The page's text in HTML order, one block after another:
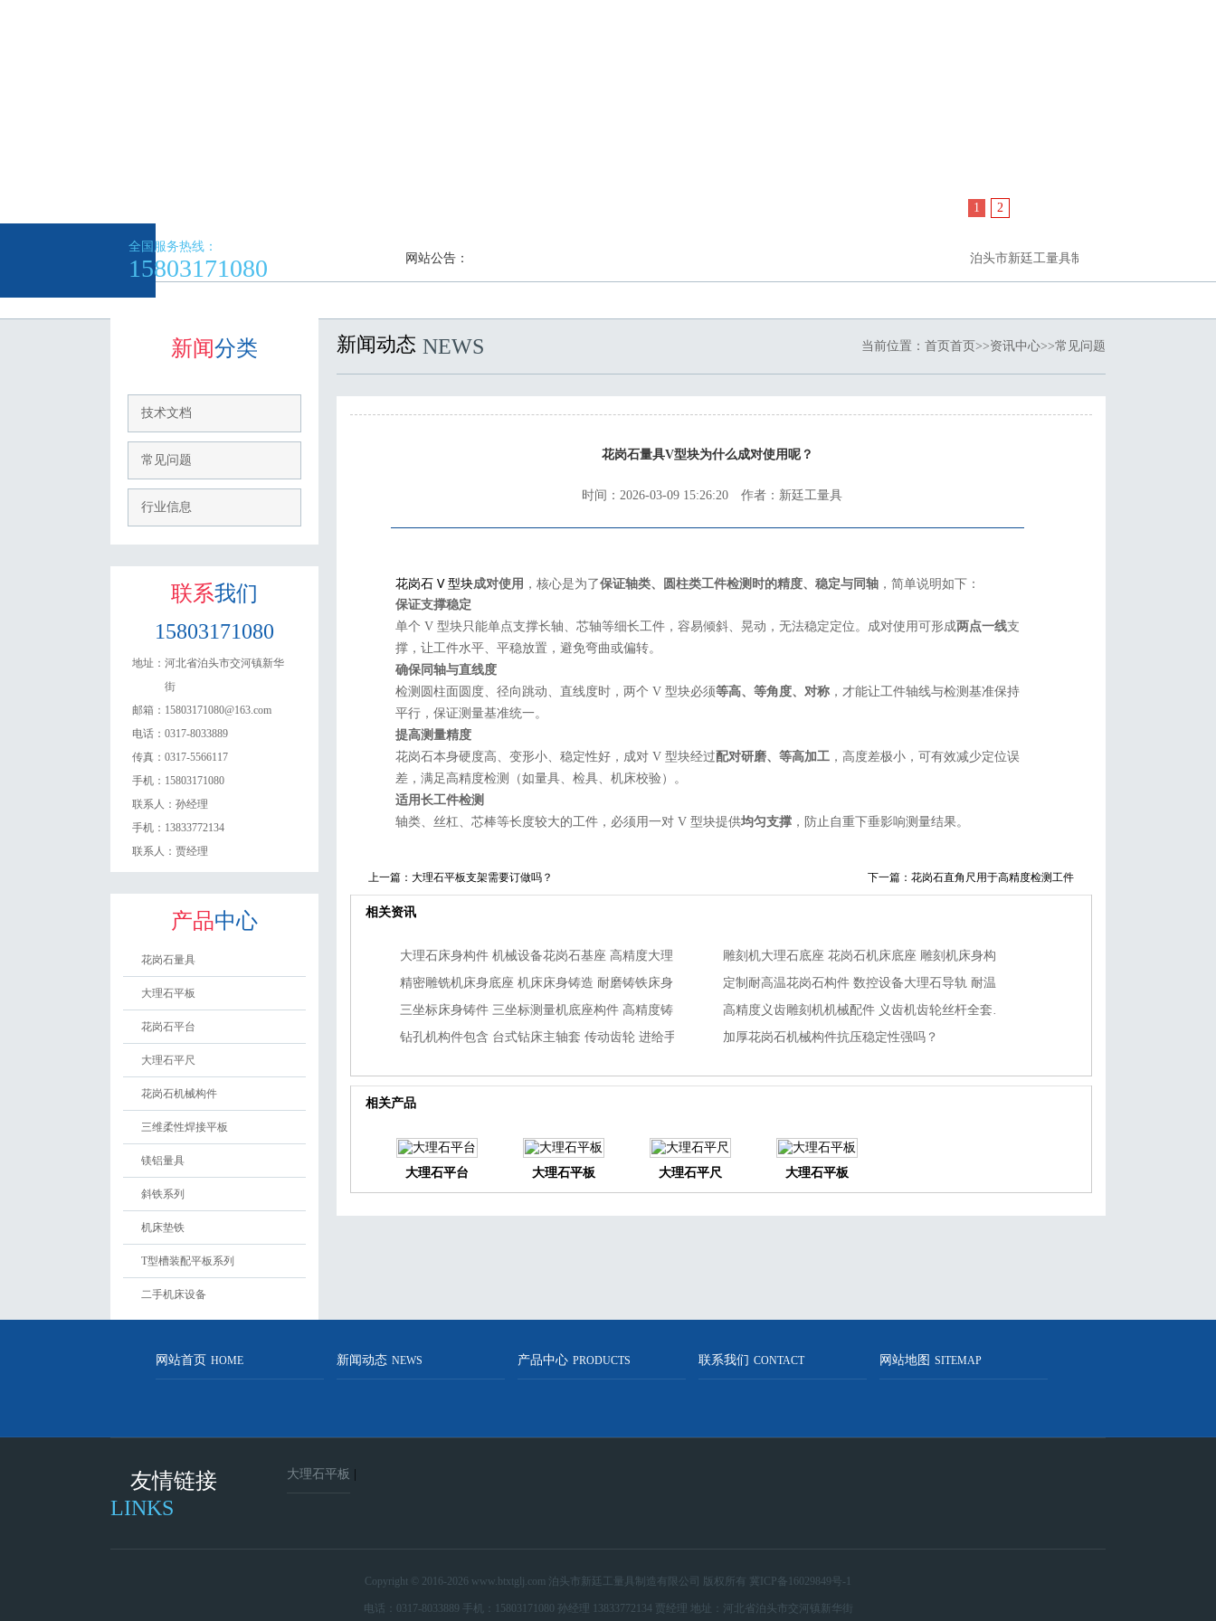
1 2
全国服务热线：
15803171080 网站公告： 泊头市新廷工量具制造有限公司的主要产品
新闻分类
技术文档
常见问题
行业信息
联系我们
15803171080
地址： 河北省泊头市交河镇新华
街
邮箱： 15803171080@163.com
电话： 0317-8033889
传真： 0317-5566117
手机： 15803171080
联系人： 孙经理
手机： 13833772134
联系人： 贾经理
产品中心
花岗石量具
大理石平板
花岗石平台
大理石平尺
花岗石机械构件
三维柔性焊接平板
镁铝量具
斜铁系列
机床垫铁
T型槽装配平板系列
二手机床设备
新闻动态 NEWS 当前位置： 首页 首页 >>资讯中心>>常见问题
花岗石量具V型块为什么成对使用呢？
时间：2026-03-09 15:26:20 作者：新廷工量具
花岗石 V 型块成对使用 ，核心是为了保证轴类、圆柱类工件检测时的精度、稳定与同轴 ，简单说明如下：
保证支撑稳定
单个 V 型块只能单点支撑长轴、芯轴等细长工件，容易倾斜、晃动，无法稳定定位。成对使用可形成两点一线支
撑，让工件水平、平稳放置，避免弯曲或偏转。
确保同轴与直线度
检测圆柱面圆度、径向跳动、直线度时，两个 V 型块必须等高、等角度、对称 ，才能让工件轴线与检测基准保持
平行，保证测量基准统一。
提高测量精度
花岗石本身硬度高、变形小、稳定性好，成对 V 型块经过配对研磨、等高加工 ，高度差极小，可有效减少定位误
差，满足高精度检测（如量具、检具、机床校验）。
适用长工件检测
轴类、丝杠、芯棒等长度较大的工件，必须用一对 V 型块提供均匀支撑 ，防止自重下垂影响测量结果。
上一篇： 大理石平板支架需要订做吗？ 下一篇： 花岗石直角尺用于高精度检测工件
相关资讯
高精度义齿雕刻机机械配件 义齿机齿轮丝杆全套构件怎么加工?
加厚花岗石机械构件抗压稳定性强吗？
相关产品
大理石平台 大理石平板 大理石平尺 大理石平板
网站首页 HOME 新闻动态 NEWS 产品中心 PRODUCTS 联系我们 CONTACT 网站地图 SITEMAP
友情链接
LINKS
大理石平板
Copyright © 2016-2026 www.btxtglj.com 泊头市新廷工量具制造有限公司 版权所有 冀ICP备16029849号-1
电话：0317-8033889 手机：15803171080 孙经理 13833772134 贾经理 地址：河北省泊头市交河镇新华街